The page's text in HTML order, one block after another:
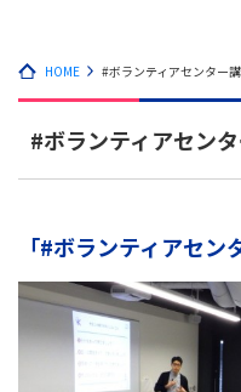
HOME #ボランティアセンター
#ボランティアセン
「#ボランティアセン